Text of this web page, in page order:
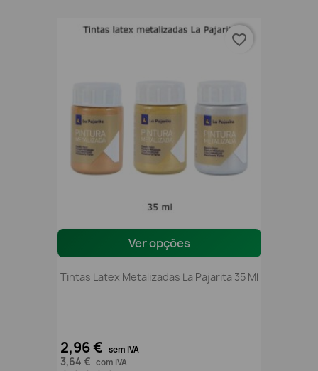
Ver opções
Tintas Latex Metalizadas La Pajarita 35 Ml
2,96 € sem IVA
3,64 € com IVA
favorite_border